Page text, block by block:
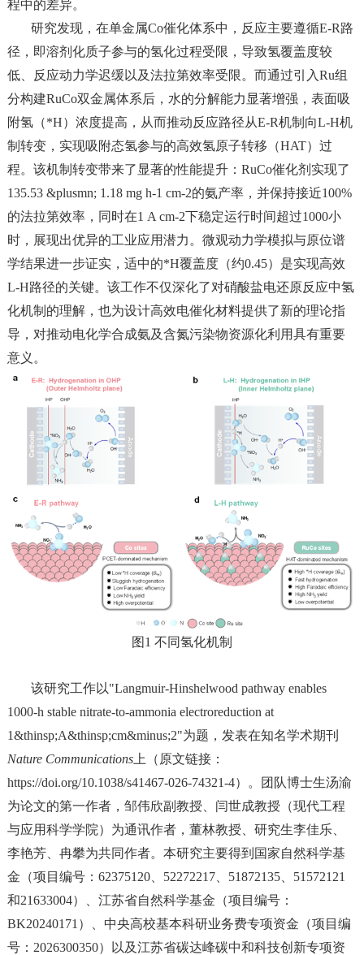
程中的差异。
研究发现，在单金属Co催化体系中，反应主要遵循E-R路
径，即溶剂化质子参与的氢化过程受限，导致氢覆盖度较
低、反应动力学迟缓以及法拉第效率受限。而通过引入Ru组
分构建RuCo双金属体系后，水的分解能力显著增强，表面吸
附氢（*H）浓度提高，从而推动反应路径从E-R机制向L-H机
制转变，实现吸附态氢参与的高效氢原子转移（HAT）过
程。该机制转变带来了显著的性能提升：RuCo催化剂实现了
135.53 &plusmn; 1.18 mg h-1 cm-2的氨产率，并保持接近100%
的法拉第效率，同时在1 A cm-2下稳定运行时间超过1000小
时，展现出优异的工业应用潜力。微观动力学模拟与原位谱
学结果进一步证实，适中的*H覆盖度（约0.45）是实现高效
L-H路径的关键。该工作不仅深化了对硝酸盐电还原反应中氢
化机制的理解，也为设计高效电催化材料提供了新的理论指
导，对推动电化学合成氨及含氮污染物资源化利用具有重要
意义。
图1 不同氢化机制
该研究工作以"Langmuir-Hinshelwood pathway enables
1000-h stable nitrate-to-ammonia electroreduction at
1&thinsp;A&thinsp;cm&minus;2"为题，发表在知名学术期刊
Nature Communications上（原文链接：
https://doi.org/10.1038/s41467-026-74321-4）。团队博士生汤渝
为论文的第一作者，邹伟欣副教授、闫世成教授（现代工程
与应用科学学院）为通讯作者，董林教授、研究生李佳乐、
李艳芳、冉攀为共同作者。本研究主要得到国家自然科学基
金（项目编号：62375120、52272217、51872135、51572121
和21633004）、江苏省自然科学基金（项目编号：
BK20240171）、中央高校基本科研业务费专项资金（项目编
号：2026300350）以及江苏省碳达峰碳中和科技创新专项资